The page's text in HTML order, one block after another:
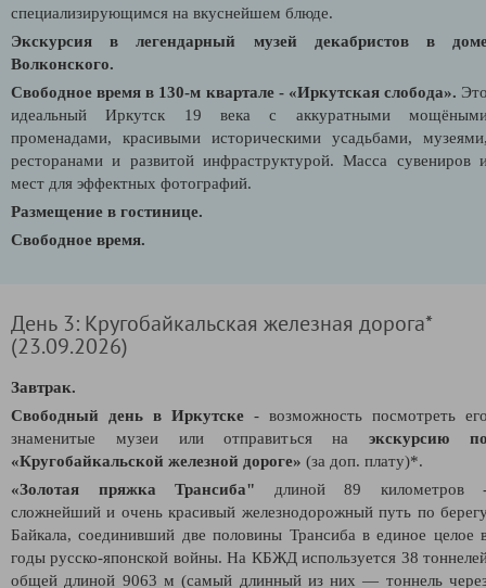
специализирующимся на вкуснейшем блюде.
Экскурсия в легендарный музей декабристов в
Волконского.
Свободное время в 130-м квартале - «Иркутская слобода».
идеальный Иркутск 19 века с аккуратными
променадами, красивыми историческими усадьбами,
ресторанами и развитой инфраструктурой. Масса сувениров
мест для эффектных фотографий.
Размещение в гостинице.
Свободное время.
День 3: Кругобайкальская железная дорога*
(23.09.2026)
Завтрак.
Свободный день в Иркутске - возможность посмотреть
знаменитые музеи или отправиться наэкскурсию
«Кругобайкальской железной дороге» (за доп. плату)*.
«Золотая пряжка Трансиба" длиной 89 километров
сложнейший и очень красивый железнодорожный путь по
Байкала, соединивший две половины Трансиба в единое целое
годы русско-японской войны. На КБЖД используется 38
общей длиной 9063 м (самый длинный из них — тоннель